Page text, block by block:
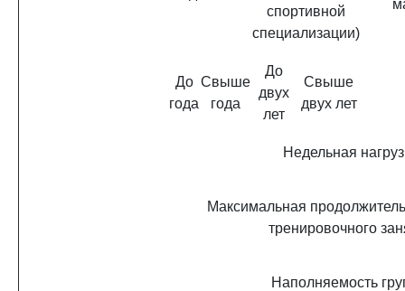
спортивной
специализации)
До
года
Свыше
года
До
двух
лет
Свыше
двух лет
Недельная
Максимальная
тренировочного
Наполняемость